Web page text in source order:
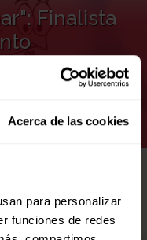
Acerca de las cookies
para personalizar
funciones de redes
Finalista